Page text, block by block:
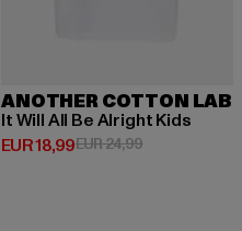
ANOTHER COTTON LAB
It Will All Be Alright Kids
EUR 18,99
Huidige prijs: EUR 18,99
EUR 24,99Actieprijs: